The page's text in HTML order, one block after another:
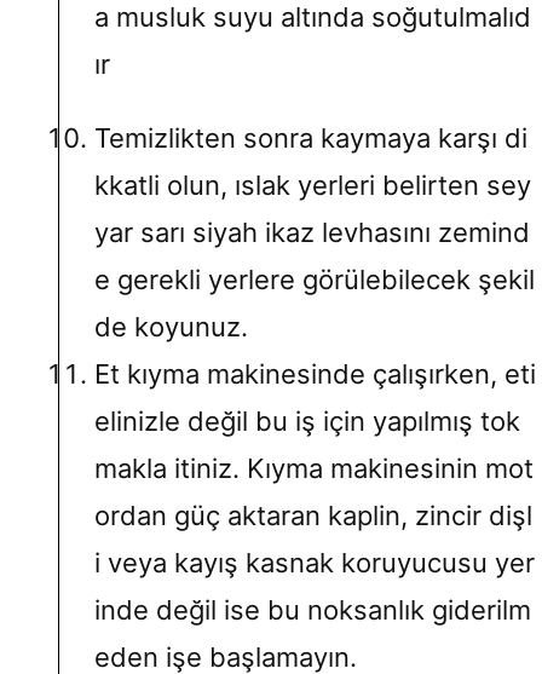
a musluk suyu altında soğutulmalıd
ır
Temizlikten sonra kaymaya karşı di
kkatli olun, ıslak yerleri belirten sey
yar sarı siyah ikaz levhasını zemind
e gerekli yerlere görülebilecek şekil
de koyunuz.
Et kıyma makinesinde çalışırken, eti
elinizle değil bu iş için yapılmış tok
makla itiniz. Kıyma makinesinin mot
ordan güç aktaran kaplin, zincir dişl
i veya kayış kasnak koruyucusu yer
inde değil ise bu noksanlık giderilm
eden işe başlamayın.